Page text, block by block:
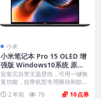
小米
小米笔记本 Pro 15 OLED 增
强版 Windows10系统 原厂o
em系统镜像
安装完自带主题壁纸，可用一键恢
复功能，自带机型专用驱动和软
件，将电脑恢复到出厂时...
2 年前 76 10